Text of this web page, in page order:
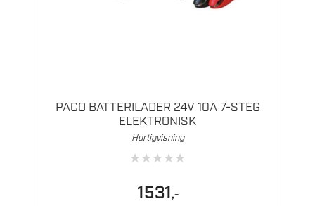
PACO BATTERILADER 24V 10A 7-STEG
ELEKTRONISK
Hurtigvisning
★★★★★
1531,-